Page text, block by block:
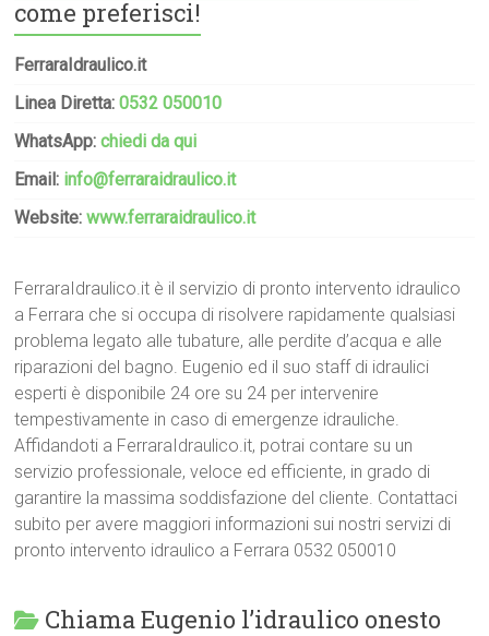
come preferisci!
FerraraIdraulico.it
Linea Diretta:0532 050010
WhatsApp:chiedi da qui
Email: info@ferraraidraulico.it
Website:www.ferraraidraulico.it
FerraraIdraulico.it è il servizio di pronto intervento idraulico
a Ferrara che si occupa di risolvere rapidamente qualsiasi
problema legato alle tubature, alle perdite d’acqua e alle
riparazioni del bagno. Eugenio ed il suo staff di idraulici
esperti è disponibile 24 ore su 24 per intervenire
tempestivamente in caso di emergenze idrauliche.
Affidandoti a FerraraIdraulico.it, potrai contare su un
servizio professionale, veloce ed efficiente, in grado di
garantire la massima soddisfazione del cliente. Contattaci
subito per avere maggiori informazioni sui nostri servizi di
pronto intervento idraulico a Ferrara 0532 050010
Chiama Eugenio l’idraulico onesto